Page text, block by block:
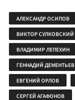
АЛЕКСАНДР ОСИПОВ
ВИКТОР СУЛКОВСКИЙ
ВЛАДИМИР ЛЕПЕХИН
ГЕННАДИЙ ДЕМЕНТЬЕВ
ЕВГЕНИЙ ОРЛОВ
СЕРГЕЙ АГАФОНОВ